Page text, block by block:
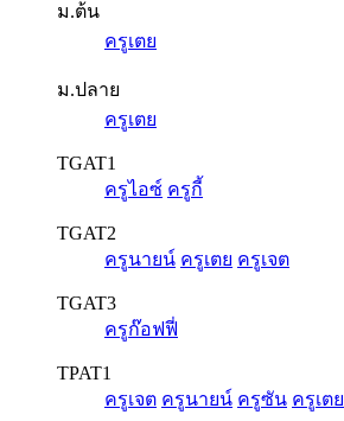
ม.ต้น
ครูเตย
ม.ปลาย
ครูเตย
TGAT1
ครูไอซ์ ครูกี้
TGAT2
ครูนายน์ ครูเตย ครูเจต
TGAT3
ครูก๊อฟฟี่
TPAT1
ครูเจต ครูนายน์ ครูซัน ครูเตย